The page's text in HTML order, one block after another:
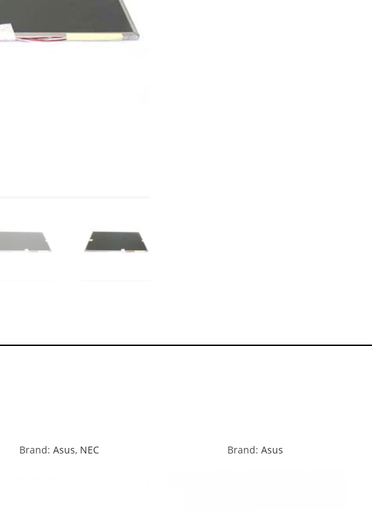
Brand: Asus
Brand: Asus, NEC